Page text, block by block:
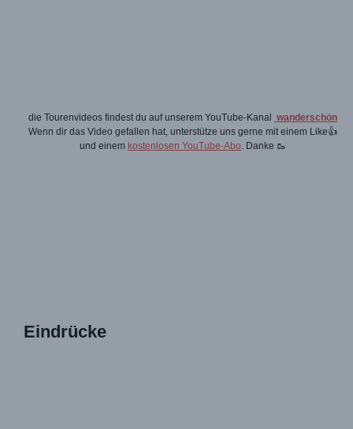
die Tourenvideos findest du auf unserem YouTube-Kanal
wanderschön
Wenn dir das Video gefallen hat, unterstütze uns gerne mit einem Like👍
und einem kostenlosen YouTube-Abo. Danke 🥾
Eindrücke